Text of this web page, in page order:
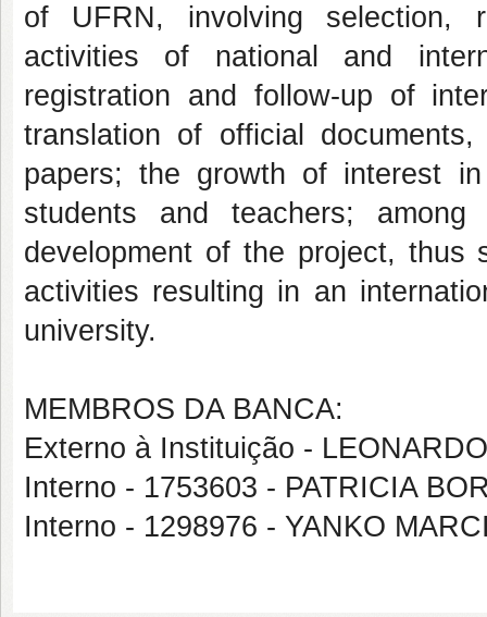
of UFRN, involving selection,
activities of national and
registration and follow-up of
translation of official
papers; the growth of interest
students and teachers;
development of the project, thus
activities resulting in an
university.
MEMBROS DA BANCA:
Externo à Instituição -
Interno - 1753603 - PATRICIA
Interno - 1298976 - YANKO